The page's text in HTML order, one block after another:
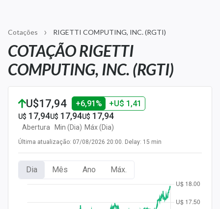
Newsletters
Money Trader
Últimas Notícias
Newsletters
Cotações
Comprar ou vender?
Cotações RIGETTI COMPUTING, INC. (RGTI)
COTAÇÃO RIGETTI
COMPUTING, INC. (RGTI)
U$17,94 +6,91% +U$ 1,41
U$ 17,94
Abertura
U$ 17,94
Min (Dia)
U$ 17,94
Máx (Dia)
Última atualização: 07/08/2026 20:00. Delay: 15 min
Dia Mês Ano Máx.